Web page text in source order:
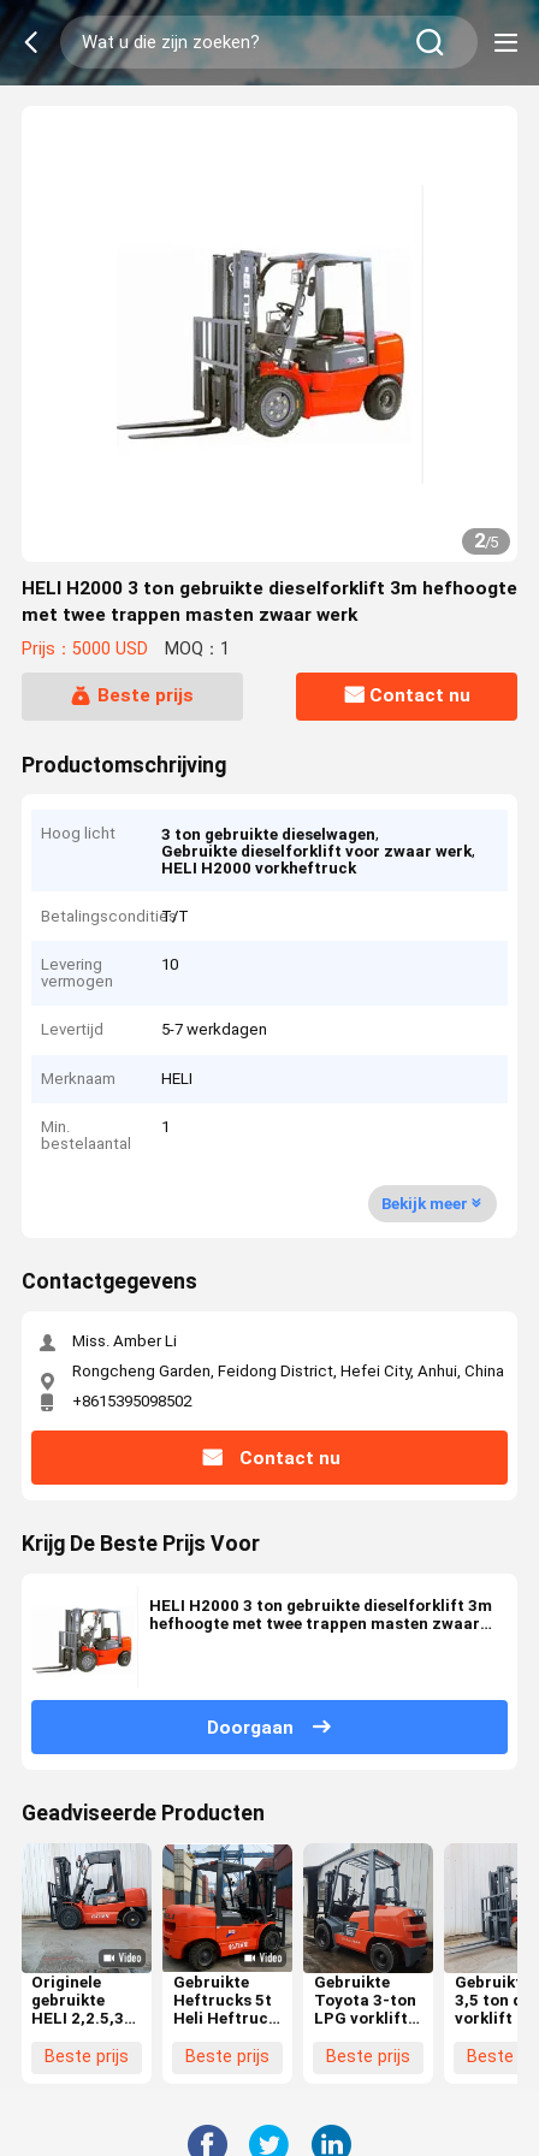
2/5
HELI H2000 3 ton gebruikte dieselforklift 3m hefhoogte
met twee trappen masten zwaar werk
Prijs：5000 USD MOQ：1
Beste prijs Contact nu
Productomschrijving
Hoog licht 3 ton gebruikte dieselwagen,
Gebruikte dieselforklift voor zwaar werk,
HELI H2000 vorkheftruck
Betalingscondities
T/T
Levering
vermogen
10
Levertijd 5-7 werkdagen
Merknaam HELI
Min.
bestelaantal
1
Bekijk meer
Contactgegevens
Miss. Amber Li
Rongcheng Garden, Feidong District, Hefei City, Anhui, China
+8615395098502
Contact nu
Krijg De Beste Prijs Voor
HELI H2000 3 ton gebruikte dieselforklift 3m
hefhoogte met twee trappen masten zwaar
Doorgaan
Geadviseerde Producten
Originele
gebruikte
HELI 2,2.5,35
vorkheftruck
Beste prijs
Gebruikte
Heftrucks 5t
Heli Heftruck
Beste Prijs
Diesel
Heftruck Met
Beste prijs
Gebruikte
Toyota 3-ton
LPG vorklift
hefhoogte
systeem
Beste prijs
Gebruikte
3,5 ton
vorklift in
meter lift
Beste